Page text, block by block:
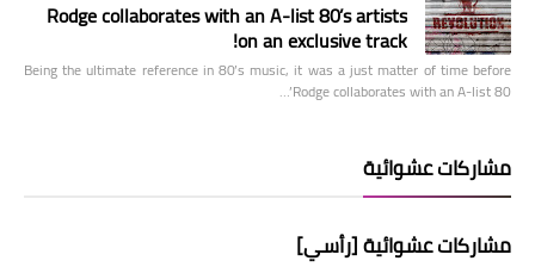
Rodge collaborates with an A-list 80’s artists
on an exclusive track!
Being the ultimate reference in 80’s music, it was a just matter of time before
Rodge collaborates with an A-list 80’…
مشاركات عشوائية
مشاركات عشوائية [رأسي]